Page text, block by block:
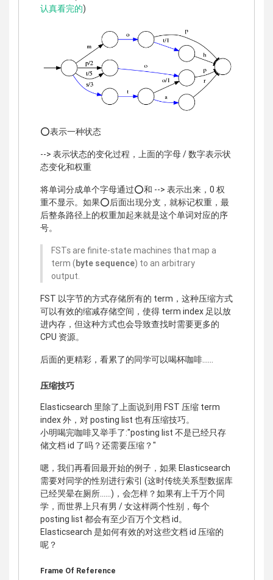
认真看完的)
⭕️表示一种状态
--> 表示状态的变化过程，上面的字母 / 数字表示状
态变化和权重
将单词分成单个字母通过⭕️和 --> 表示出来，0 权
重不显示。如果⭕️后面出现分支，就标记权重，最
后整条路径上的权重加起来就是这个单词对应的序
号。
FSTs are finite-state machines that map a
term (byte sequence) to an arbitrary
output.
FST 以字节的方式存储所有的 term，这种压缩方式
可以有效的缩减存储空间，使得 term index 足以放
进内存，但这种方式也会导致查找时需要更多的
CPU 资源。
后面的更精彩，看累了的同学可以喝杯咖啡……
压缩技巧
Elasticsearch 里除了上面说到用 FST 压缩 term
index 外，对 posting list 也有压缩技巧。
小明喝完咖啡又举手了:"posting list 不是已经只存
储文档 id 了吗？还需要压缩？"
嗯，我们再看回最开始的例子，如果 Elasticsearch
需要对同学的性别进行索引 (这时传统关系型数据库
已经哭晕在厕所……)，会怎样？如果有上千万个同
学，而世界上只有男 / 女这样两个性别，每个
posting list 都会有至少百万个文档 id。
Elasticsearch 是如何有效的对这些文档 id 压缩的
呢？
Frame Of Reference